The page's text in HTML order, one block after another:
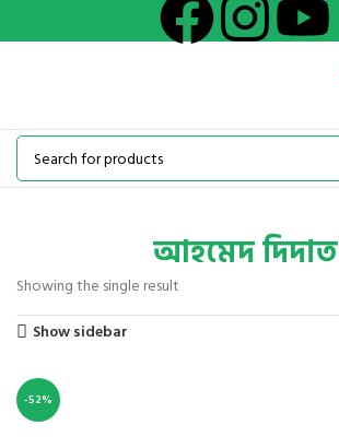
আহমেদ দিদাত
Showing the single result
Show sidebar
-52%